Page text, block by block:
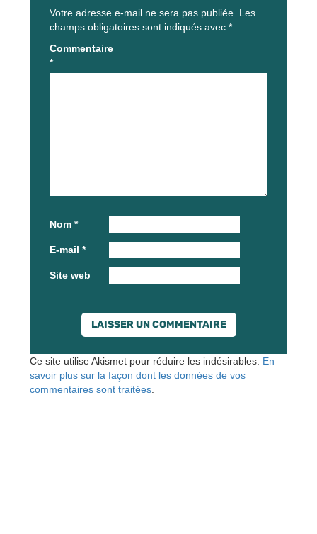
Votre adresse e-mail ne sera pas publiée. Les
champs obligatoires sont indiqués avec *
Commentaire
*
Nom *
E-mail *
Site web
Ce site utilise Akismet pour réduire les indésirables. En
savoir plus sur la façon dont les données de vos
commentaires sont traitées